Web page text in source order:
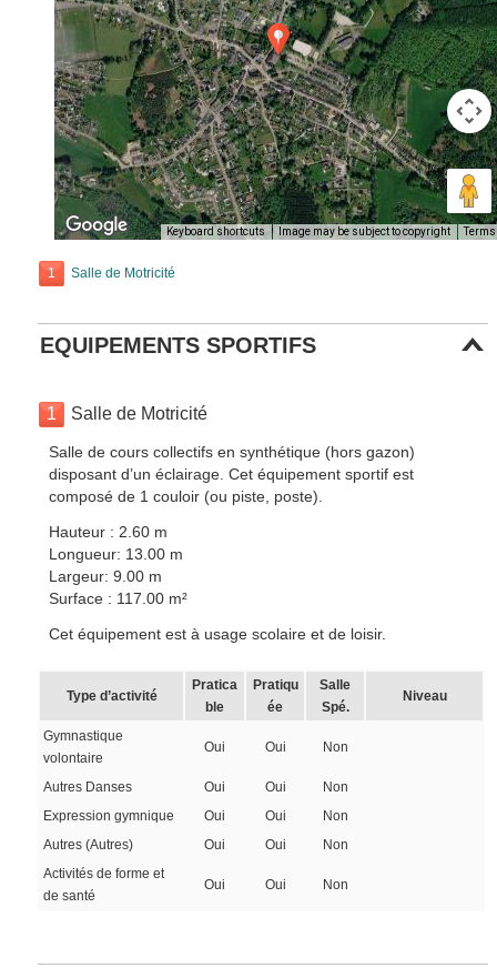
Keyboard shortcuts Image may be subject to copyright Terms
1 Salle de Motricité
EQUIPEMENTS SPORTIFS
1 Salle de Motricité
Salle de cours collectifs en synthétique (hors gazon)
disposant d’un éclairage. Cet équipement sportif est
composé de 1 couloir (ou piste, poste).
Hauteur : 2.60 m
Longueur: 13.00 m
Largeur: 9.00 m
Surface : 117.00 m²
Cet équipement est à usage scolaire et de loisir.
Type d’activité
Pratica
ble
Pratiqu
ée
Salle
Spé.
Niveau
Gymnastique
volontaire
Oui Oui Non
Autres Danses Oui Oui
Non
Expression gymnique
Oui Oui
Non
Autres (Autres)
Oui Oui
Non
Activités de forme et
de santé
Oui Oui Non